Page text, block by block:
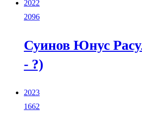
2022
2096
Суинов Юнус
- ?)
2023
1662